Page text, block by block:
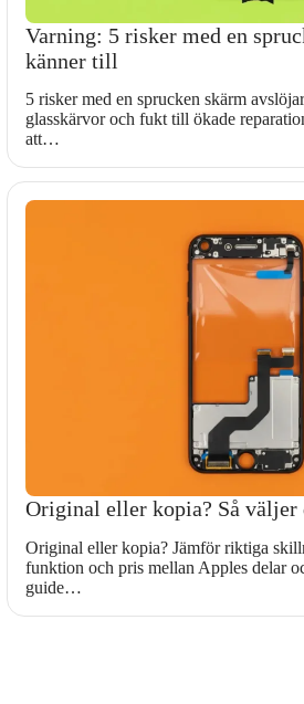
Varning: 5 risker med en
känner till
5 risker med en sprucken skärm
glasskärvor och fukt till ökade
att…
Original eller kopia? Så väljer
Original eller kopia? Jämför riktiga
funktion och pris mellan Apples delar
guide…